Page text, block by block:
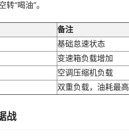
“喝油”。
备注
基础怠速状态
变速箱负载增加
空调压缩机负载
双重负载，油耗最高
战